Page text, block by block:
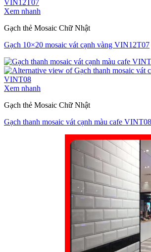
Xem nhanh
Gạch thẻ Mosaic Chữ Nhật
Gạch 10×20 mosaic vát cạnh vàng VIN12T07
Xem nhanh
Gạch thẻ Mosaic Chữ Nhật
Gạch thanh mosaic vát cạnh màu cafe VINT08